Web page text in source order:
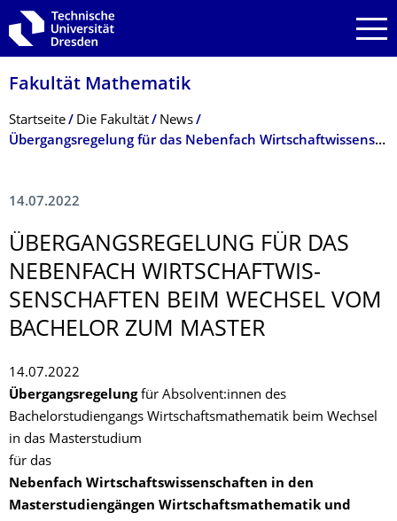
Zur Hauptnavigation springen
Zur Suche springen
Zum Inhalt springen
Fakultät Mathematik
Breadcrumb-Menü
Startseite Die Fakultät
News
Übergangsregelung für das Nebenfach Wirtschaftwissenschaften beim Wechsel vom Bachelor zum Master
14.07.2022
ÜBERGANGSREGE­LUNG FÜR DAS
NEBENFACH WIRTSCHAFTWIS­
SENSCHAFTEN BEIM WECHSEL VOM
BACHELOR ZUM MASTER
14.07.2022
Übergangsregelungfür Absolvent:innen des
Bachelorstudiengangs Wirtschaftsmathematik beim Wechsel
in das Masterstudium
für das
Nebenfach Wirtschaftswissenschaften in den
Masterstudiengängen Wirtschaftsmathematik und